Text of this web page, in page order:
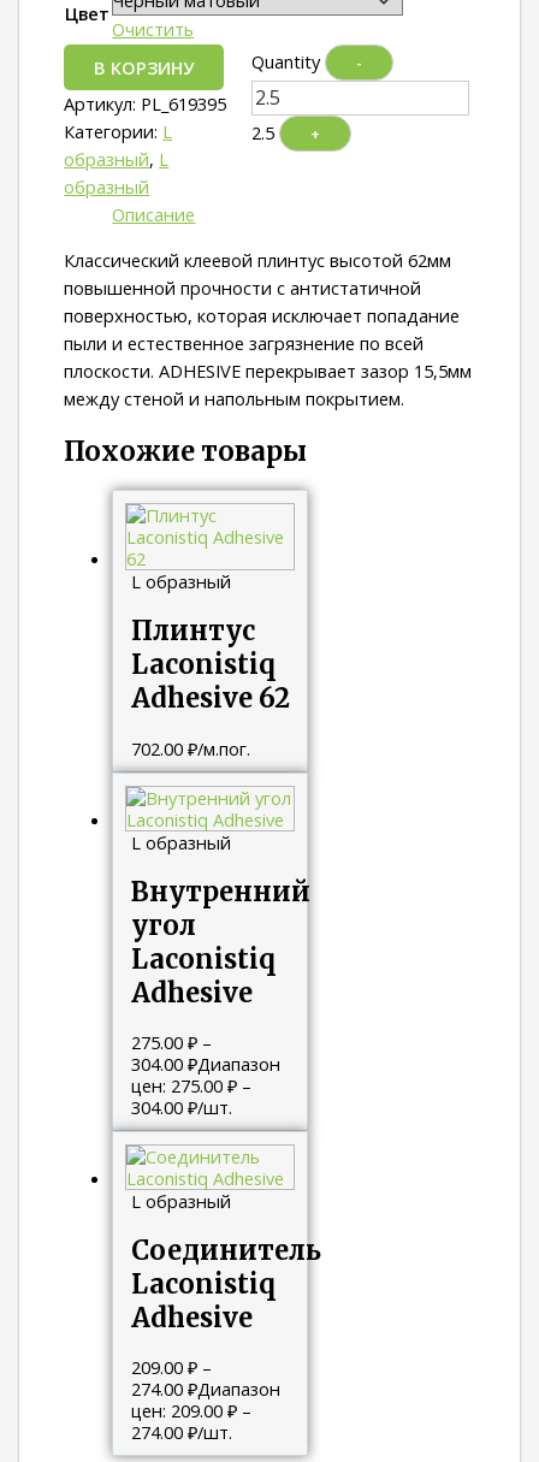
Цвет
Очистить
Quantity
-
2.5 +
В КОРЗИНУ
Артикул: PL_619395
Категории: L
образный, L
образный
Описание
Классический клеевой плинтус высотой 62мм
повышенной прочности с антистатичной
поверхностью, которая исключает попадание
пыли и естественное загрязнение по всей
плоскости. ADHESIVE перекрывает зазор 15,5мм
между стеной и напольным покрытием.
Похожие товары
L образный
Плинтус
Laconistiq
Adhesive 62
702.00 ₽/м.пог.
L образный
Внутренний
угол
Laconistiq
Adhesive
275.00 ₽ –
304.00 ₽Диапазон
цен: 275.00 ₽ –
304.00 ₽/шт.
L образный
Соединитель
Laconistiq
Adhesive
209.00 ₽ –
274.00 ₽Диапазон
цен: 209.00 ₽ –
274.00 ₽/шт.